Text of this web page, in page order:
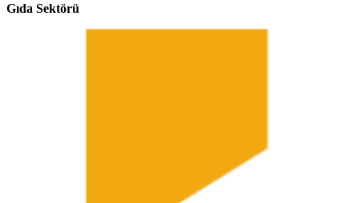
Gıda Sektörü